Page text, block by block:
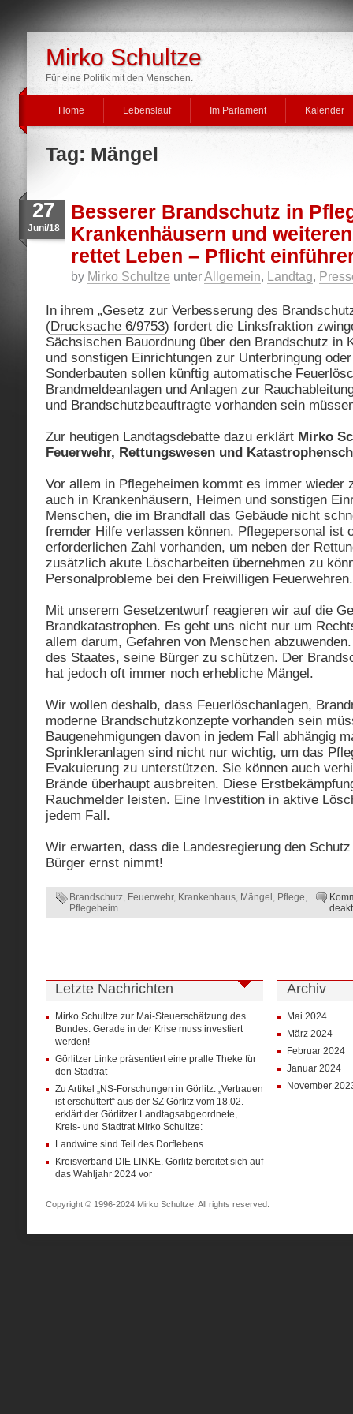
Mirko Schultze
Für eine Politik mit den Menschen.
Home Lebenslauf Im Parlament Kalender
Tag: Mängel
27
Juni/18
Besserer Brandschutz in
Krankenhäusern und
rettet Leben – Pflicht
by Mirko Schultze unterAllgemein, Landtag,
In ihrem „Gesetz zur Verbesserung des
(Drucksache 6/9753) fordert die Linksfraktion
Sächsischen Bauordnung über den Brandschutz in
und sonstigen Einrichtungen zur Unterbringung
Sonderbauten sollen künftig automatische
Brandmeldeanlagen und Anlagen zur
und Brandschutzbeauftragte vorhanden sein
Zur heutigen Landtagsdebatte dazu erklärt Mirko
Feuerwehr, Rettungswesen und
Vor allem in Pflegeheimen kommt es immer wieder
auch in Krankenhäusern, Heimen und sonstigen
Menschen, die im Brandfall das Gebäude nicht
fremder Hilfe verlassen können. Pflegepersonal ist
erforderlichen Zahl vorhanden, um neben der
zusätzlich akute Löscharbeiten übernehmen zu
Personalprobleme bei den Freiwilligen Feuerwehren.
Mit unserem Gesetzentwurf reagieren wir auf die
Brandkatastrophen. Es geht uns nicht nur um
allem darum, Gefahren von Menschen
des Staates, seine Bürger zu schützen. Der
hat jedoch oft immer noch erhebliche Mängel.
Wir wollen deshalb, dass Feuerlöschanlagen,
moderne Brandschutzkonzepte vorhanden sein
Baugenehmigungen davon in jedem Fall abhängig
Sprinkleranlagen sind nicht nur wichtig, um das
Evakuierung zu unterstützen. Sie können auch
Brände überhaupt ausbreiten. Diese
Rauchmelder leisten. Eine Investition in aktive
jedem Fall.
Wir erwarten, dass die Landesregierung den
Bürger ernst nimmt!
Brandschutz, Feuerwehr, Krankenhaus, Mängel , Pflege,
Pflegeheim
Letzte Nachrichten
Mirko Schultze zur Mai-Steuerschätzung des
Bundes: Gerade in der Krise muss investiert
werden!
Görlitzer Linke präsentiert eine pralle Theke für
den Stadtrat
Zu Artikel „NS-Forschungen in Görlitz: „Vertrauen
ist erschüttert“ aus der SZ Görlitz vom 18.02.
erklärt der Görlitzer Landtagsabgeordnete,
Kreis- und Stadtrat Mirko Schultze:
Landwirte sind Teil des Dorflebens
Kreisverband DIE LINKE. Görlitz bereitet sich auf
das Wahljahr 2024 vor
Archiv
Mai 2024
März 2024
Februar 2024
Januar 2024
November
Copyright © 1996-2024 Mirko Schultze. All rights reserved.